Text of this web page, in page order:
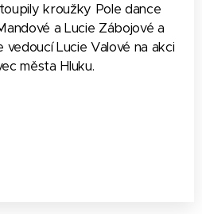
kroužky Pole dance
a Lucie Zábojové a
Lucie Valové na akci
města Hluku.